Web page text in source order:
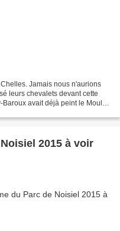
Jamais nous n'aurions
leurs chevalets devant cette
avait déjà peint le Moulin
2015 à voir